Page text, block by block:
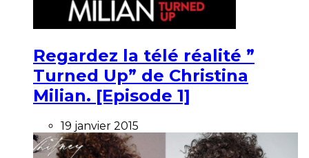
Regardez la télé réalité ”
Turned Up” de Christina
Milian. [Episode 1]
19 janvier 2015